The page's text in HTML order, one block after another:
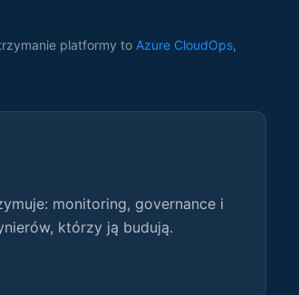
platformy to Azure CloudOps,
monitoring, governance i
którzy ją budują.